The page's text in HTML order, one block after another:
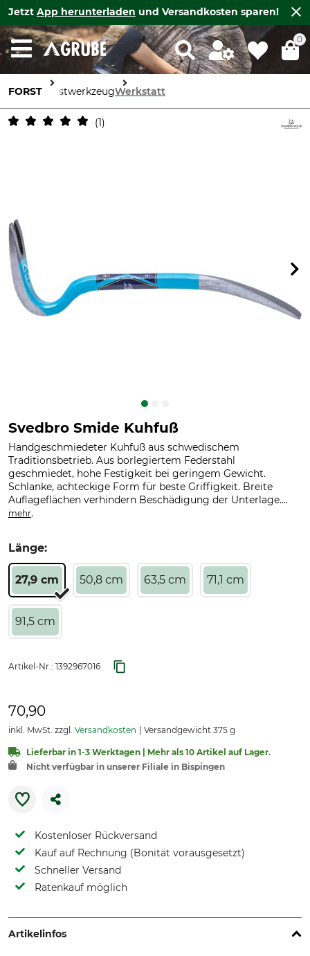
Jetzt App herunterladen und Versandkosten sparen!
0
FORST ForstwerkzeugWerkstatt
1
Svedbro Smide Kuhfuß
Handgeschmiedeter Kuhfuß aus schwedischem
Traditionsbetrieb. Aus borlegiertem Federstahl
geschmiedet, hohe Festigkeit bei geringem Gewicht.
Schlanke, achteckige Form für beste Griffigkeit. Breite
Auflageflächen verhindern Beschädigung der Unterlage....
mehr.
Länge:
27,9 cm 50,8 cm 63,5 cm 71,1 cm
91,5 cm
Artikel-Nr.: 1392967016
70,90
inkl. MwSt. zzgl. Versandkosten Versandgewicht 375 g
Lieferbar in 1-3 Werktagen | Mehr als 10 Artikel auf Lager.
Nicht verfügbar in unserer Filiale in Bispingen
Kostenloser Rückversand
Kauf auf Rechnung (Bonität vorausgesetzt)
Schneller Versand
Ratenkauf möglich
Artikelinfos